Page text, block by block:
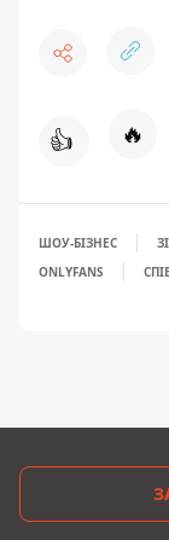
👍 🔥
ШОУ-БІЗНЕС
ONLYFANS